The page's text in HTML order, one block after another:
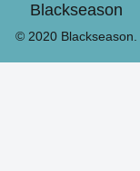
Blackseason
© 2020 Blackseason.